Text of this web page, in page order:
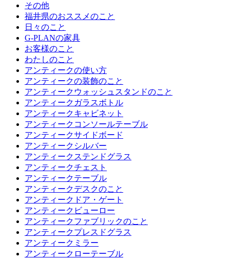
その他
福井県のおススメのこと
日々のこと
G-PLANの家具
お客様のこと
わたしのこと
アンティークの使い方
アンティークの装飾のこと
アンティークウォッシュスタンドのこと
アンティークガラスボトル
アンティークキャビネット
アンティークコンソールテーブル
アンティークサイドボード
アンティークシルバー
アンティークステンドグラス
アンティークチェスト
アンティークテーブル
アンティークデスクのこと
アンティークドア・ゲート
アンティークビューロー
アンティークファブリックのこと
アンティークプレスドグラス
アンティークミラー
アンティークローテーブル